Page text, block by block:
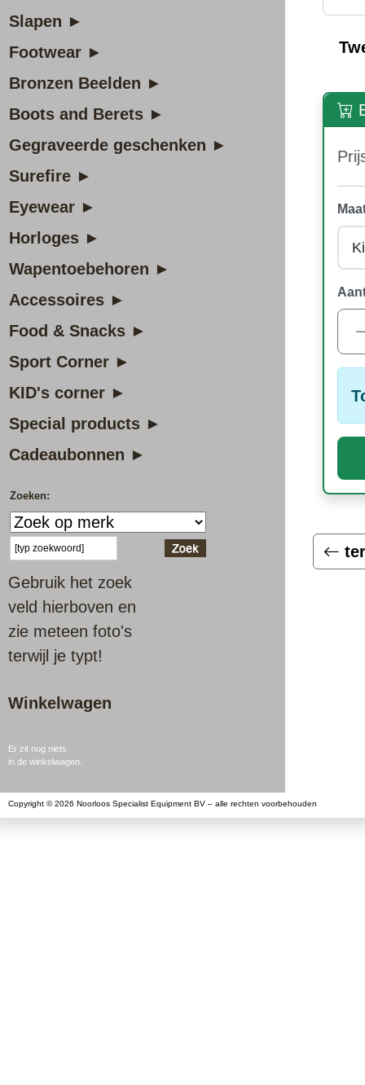
Slapen ►
Footwear ►
Bronzen Beelden ►
Boots and Berets ►
Gegraveerde geschenken ►
Surefire ►
Eyewear ►
Horloges ►
Wapentoebehoren ►
Accessoires ►
Food & Snacks ►
Sport Corner ►
KID's corner ►
Special products ►
Cadeaubonnen ►
Zoeken:
Gebruik het zoek
veld hierboven en
zie meteen foto's
terwijl je typt!
Winkelwagen
Er zit nog niets
in de winkelwagen.
Copyright © 2026 Noorloos Specialist Equipment BV – alle rechten voorbehouden